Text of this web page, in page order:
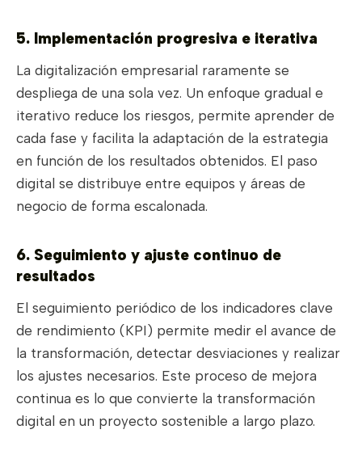
5. Implementación progresiva e iterativa
La digitalización empresarial raramente se
despliega de una sola vez. Un enfoque gradual e
iterativo reduce los riesgos, permite aprender de
cada fase y facilita la adaptación de la estrategia
en función de los resultados obtenidos. El paso
digital se distribuye entre equipos y áreas de
negocio de forma escalonada.
6. Seguimiento y ajuste continuo de
resultados
El seguimiento periódico de los indicadores clave
de rendimiento (KPI) permite medir el avance de
la transformación, detectar desviaciones y realizar
los ajustes necesarios. Este proceso de mejora
continua es lo que convierte la transformación
digital en un proyecto sostenible a largo plazo.